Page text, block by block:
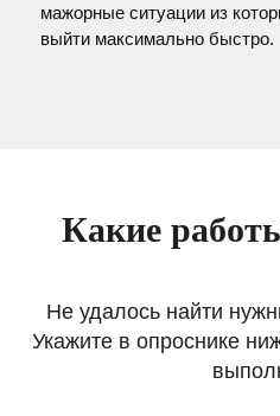
мажорные ситуации из
выйти максимально быстро.
Какие
Не удалось найти
Укажите в опроснике